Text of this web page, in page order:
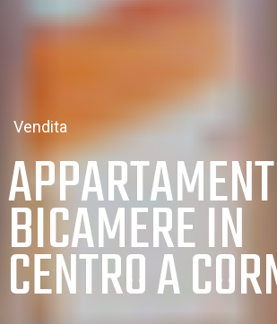
Vendita
BICAMERE IN
CENTRO A